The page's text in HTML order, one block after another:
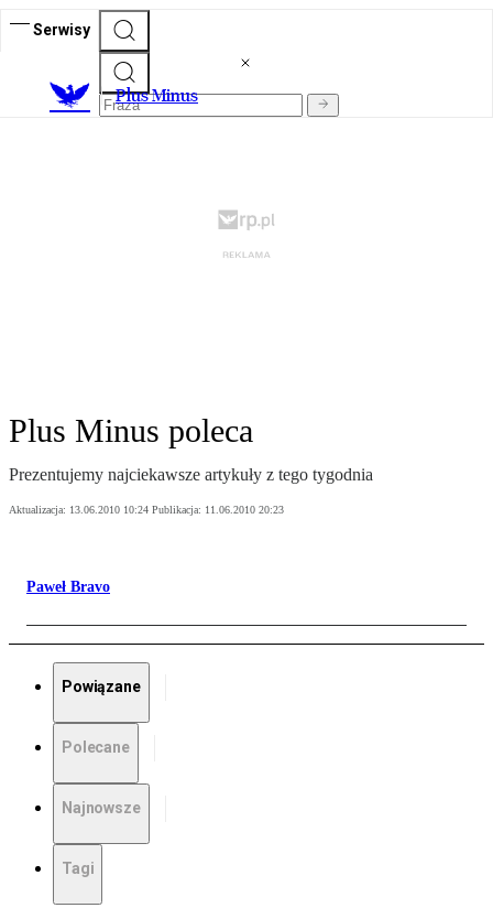
Serwisy
Plus Minus
Plus Minus poleca
Prezentujemy najciekawsze artykuły z tego tygodnia
Aktualizacja: 13.06.2010 10:24 Publikacja: 11.06.2010 20:23
Paweł Bravo
Powiązane
Polecane
Najnowsze
Tagi